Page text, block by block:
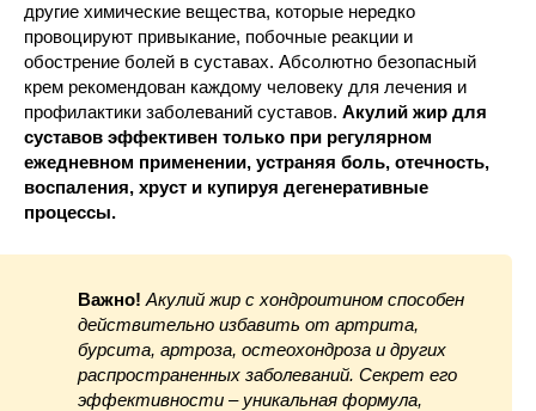
другие химические вещества, которые нередко
провоцируют привыкание, побочные реакции и
обострение болей в суставах. Абсолютно безопасный
крем рекомендован каждому человеку для лечения и
профилактики заболеваний суставов. Акулий жир для
суставов эффективен только при регулярном
ежедневном применении, устраняя боль, отечность,
воспаления, хруст и купируя дегенеративные
процессы.
Важно! Акулий жир с хондроитином способен
действительно избавить от артрита,
бурсита, артроза, остеохондроза и других
распространенных заболеваний. Секрет его
эффективности – уникальная формула,